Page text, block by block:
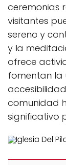
ceremonias
visitantes
sereno y
y la
ofrece
fomentan la
comunidad
significativo